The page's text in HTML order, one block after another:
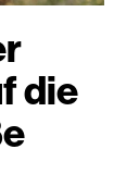
die